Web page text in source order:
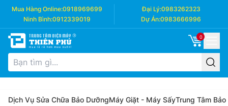
Mua Hàng Online:0918969699 Đại Lý:0983262323
Ninh Bình:0912339019 Dự Án:0983666996
0
Dịch Vụ Sửa Chữa Bảo DưỡngMáy Giặt - Máy SấyTrung Tâm Bảo